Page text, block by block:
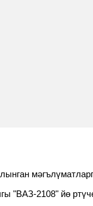
"ВАЗ-2108" йө